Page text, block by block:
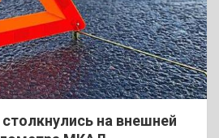
на внешней